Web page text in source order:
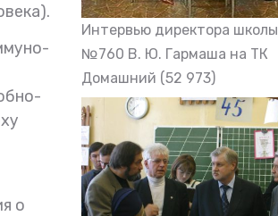
о
Интервью директора школы
№760 В. Ю. Гармаша на ТК
Домашний (52 973)